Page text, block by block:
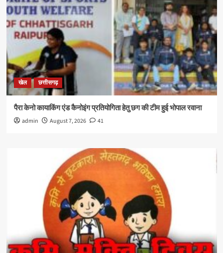
खेल छत्तीसगढ़
पैरा केनो कायाकिंग एंड कैनोइंग प्रतियोगिता हेतु छग की टीम हुई भोपाल रवाना
admin August 7, 2026 41